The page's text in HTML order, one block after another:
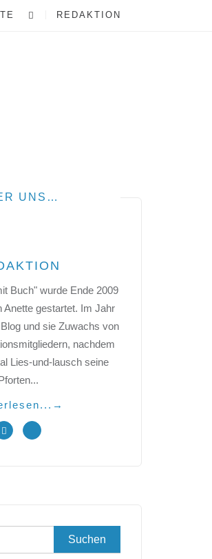
REDAKTION
UNS…
Buch" wurde Ende 2009
Anette gestartet. Im Jahr
und sie Zuwachs von
nachdem
Lies-und-lausch seine
→